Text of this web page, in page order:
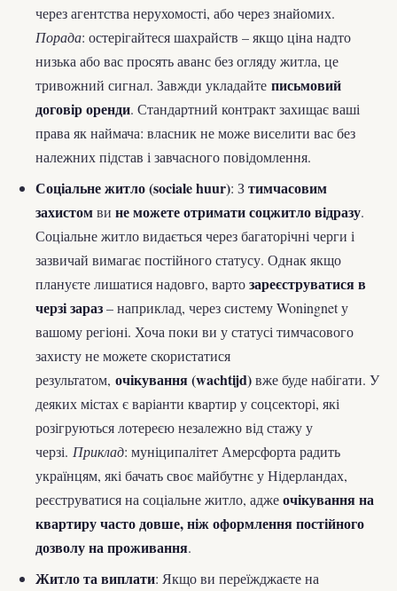
через агентства нерухомості, або через знайомих.
Порада: остерігайтеся шахрайств – якщо ціна надто
низька або вас просять аванс без огляду житла, це
тривожний сигнал. Завжди укладайте письмовий
договір оренди. Стандартний контракт захищає ваші
права як наймача: власник не може виселити вас без
належних підстав і завчасного повідомлення.
Соціальне житло (sociale huur): Зтимчасовим
захистомви не можете отримати соцжитло відразу.
Соціальне житло видається через багаторічні черги і
зазвичай вимагає постійного статусу. Однак якщо
плануєте лишатися надовго, вартозареєструватися в
черзі зараз– наприклад, через систему Woningnet у
вашому регіоні. Хоча поки ви у статусі тимчасового
захисту не можете скористатися
результатом, очікування (wachtijd)вже буде набігати. У
деяких містах є варіанти квартир у соцсекторі, які
розігруються лотереєю незалежно від стажу у
черзі. Приклад: муніципалітет Амерсфорта радить
українцям, які бачать своє майбутнє у Нідерландах,
реєструватися на соціальне житло, аджеочікування на
квартиру часто довше, ніж оформлення постійного
дозволу на проживання.
Житло та виплати: Якщо ви переїжджаєте на